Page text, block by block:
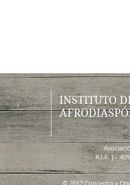
INSTITUTO
R.I.F. J -
© 2017 Concepto y